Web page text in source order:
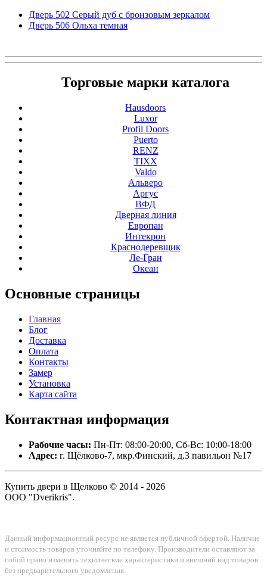
Дверь 502 Серый дуб с бронзовым зеркалом
Дверь 506 Ольха темная
Торговые марки каталога
Hausdoors
Luxor
Profil Doors
Puerto
RENZ
TIXX
Valdo
Альверо
Аргус
ВФД
Дверная линия
Европан
Интекрон
Краснодеревщик
Ле-Гран
Океан
Основные страницы
Главная
Блог
Доставка
Оплата
Контакты
Замер
Установка
Карта сайта
Контактная информация
Рабочие часы: Пн-Пт: 08:00-20:00, Сб-Вс: 10:00-18:00
Адрес: г. Щёлково-7, мкр.Финский, д.3 павильон №17
Купить двери в Щелково © 2014 - 2026
ООО "Dverikris".
Данный информационный ресурс не является публичной офертой. Наличие
и стоимость товаров уточняйте по телефону. Производители оставляют за
собой право изменять технические характеристики и внешний вид товаров
без предварительного уведомления.